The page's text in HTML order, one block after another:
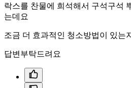
락스를 찬물에 희석해서 구석구석
는데요
조금 더 효과적인 청소방법이 있는
답변부탁드려요